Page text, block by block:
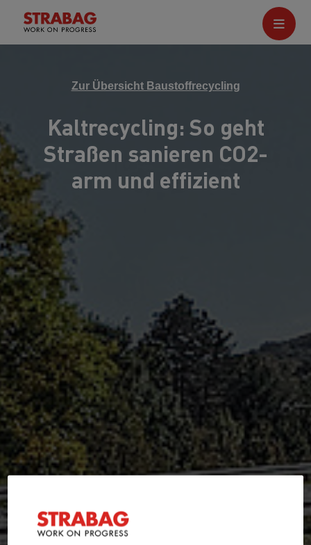
Zur Übersicht Baustoffrecycling
Kaltrecycling: So geht
Straßen sanieren CO2-
arm und effizient